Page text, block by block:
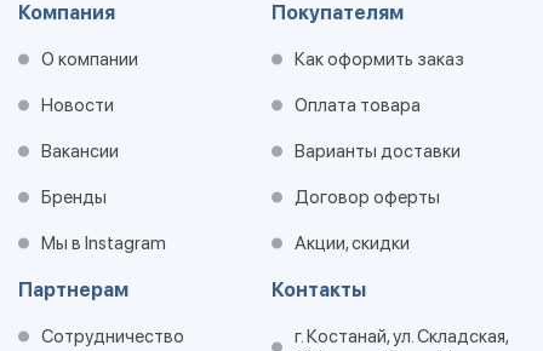
Компания
О компании
Новости
Вакансии
Бренды
Мы в Instagram
Покупателям
Как оформить заказ
Оплата товара
Варианты доставки
Договор оферты
Акции, скидки
Партнерам
Сотрудничество
Контакты
г. Костанай, ул. Складская,